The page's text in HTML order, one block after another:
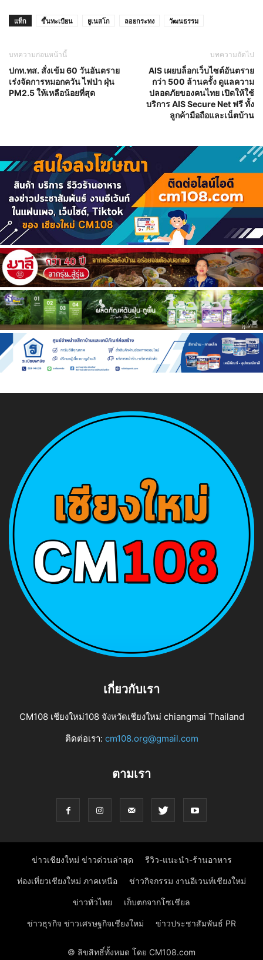
แท็ก ขึ้นทะเบียน ยูเนสโก ลอยกระทง วัฒนธรรม
บทความก่อนหน้านี้
ปกท.ทส. สั่งเข้ม 60 วันอันตราย
เร่งจัดการหมอกควัน ไฟป่า ฝุ่น
PM2.5 ให้เหลือน้อยที่สุด
บทความถัดไป
AIS เผยบล็อกเว็บไซต์อันตราย
กว่า 500 ล้านครั้ง ดูแลความ
ปลอดภัยของคนไทย เปิดให้ใช้
บริการ AIS Secure Net ฟรี ทั้ง
ลูกค้ามือถือและเน็ตบ้าน
เกี่ยวกับเรา
CM108 เชียงใหม่108 จังหวัดเชียงใหม่ chiangmai Thailand
ติดต่อเรา: cm108.org@gmail.com
ตามเรา
ข่าวเชียงใหม่ ข่าวด่วนล่าสุด รีวิว-แนะนำ-ร้านอาหาร
ท่องเที่ยวเชียงใหม่ ภาคเหนือ ข่าวกิจกรรม งานอีเวนท์เชียงใหม่
ข่าวทั่วไทย เก็บตกจากโซเชียล
ข่าวธุรกิจ ข่าวเศรษฐกิจเชียงใหม่ ข่าวประชาสัมพันธ์ PR
© ลิขสิทธิ์ทั้งหมด โดย CM108.com